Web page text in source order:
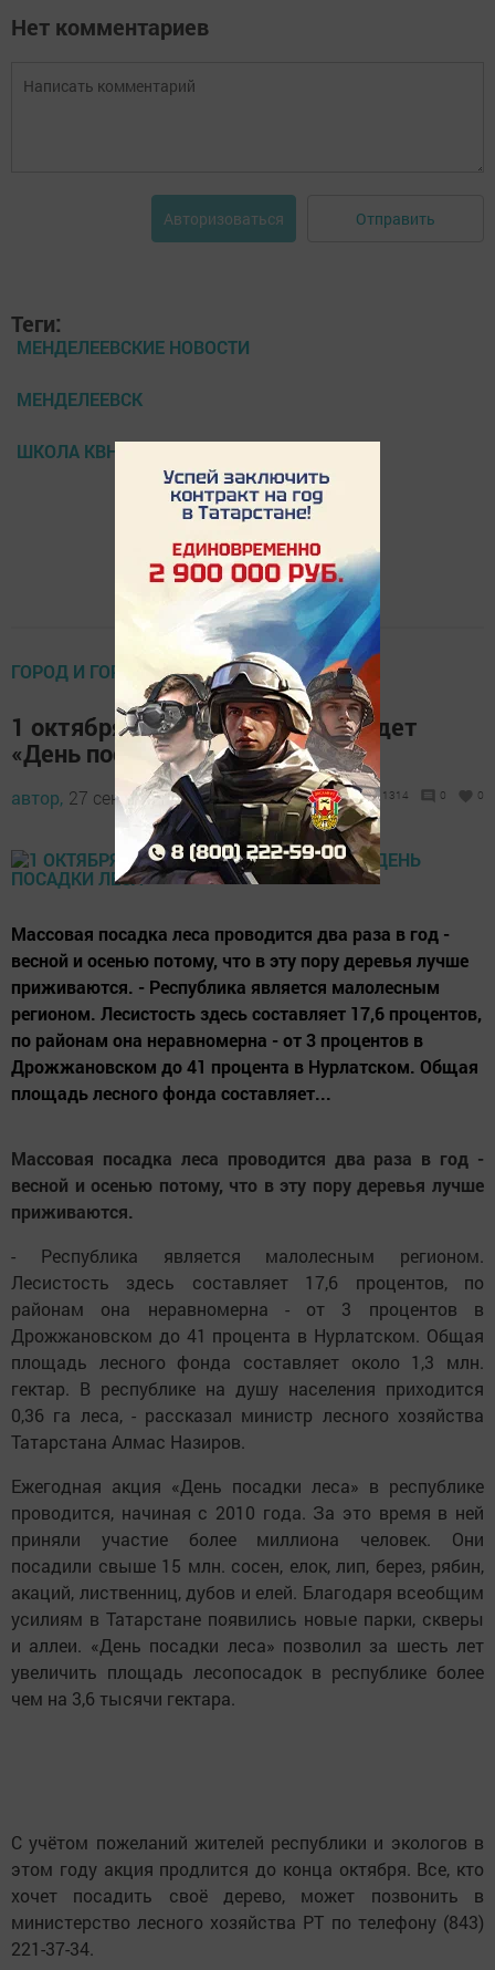
Нет комментариев
Авторизоваться Отправить
Теги:
МЕНДЕЛЕЕВСКИЕ НОВОСТИ
МЕНДЕЛЕЕВСК
ШКОЛА КВН
ГОРОД И ГОРОЖАНЕ
1 октября в Менделеевске пройдет
«День посадки леса»
автор, 27 сентября 2016 - 13:53 1314 0 0
Массовая посадка леса проводится два раза в год -
весной и осенью потому, что в эту пору деревья лучше
приживаются. - Республика является малолесным
регионом. Лесистость здесь составляет 17,6 процентов,
по районам она неравномерна - от 3 процентов в
Дрожжановском до 41 процента в Нурлатском. Общая
площадь лесного фонда составляет...
Массовая посадка леса проводится два раза в год -
весной и осенью потому, что в эту пору деревья лучше
приживаются.
- Республика является малолесным регионом.
Лесистость здесь составляет 17,6 процентов, по
районам она неравномерна - от 3 процентов в
Дрожжановском до 41 процента в Нурлатском. Общая
площадь лесного фонда составляет около 1,3 млн.
гектар. В республике на душу населения приходится
0,36 га леса, - рассказал министр лесного хозяйства
Татарстана Алмас Назиров.
Ежегодная акция «День посадки леса» в республике
проводится, начиная с 2010 года. За это время в ней
приняли участие более миллиона человек. Они
посадили свыше 15 млн. сосен, елок, лип, берез, рябин,
акаций, лиственниц, дубов и елей. Благодаря всеобщим
усилиям в Татарстане появились новые парки, скверы
и аллеи. «День посадки леса» позволил за шесть лет
увеличить площадь лесопосадок в республике более
чем на 3,6 тысячи гектара.
С учётом пожеланий жителей республики и экологов в
этом году акция продлится до конца октября. Все, кто
хочет посадить своё дерево, может позвонить в
министерство лесного хозяйства РТ по телефону (843)
221-37-34.